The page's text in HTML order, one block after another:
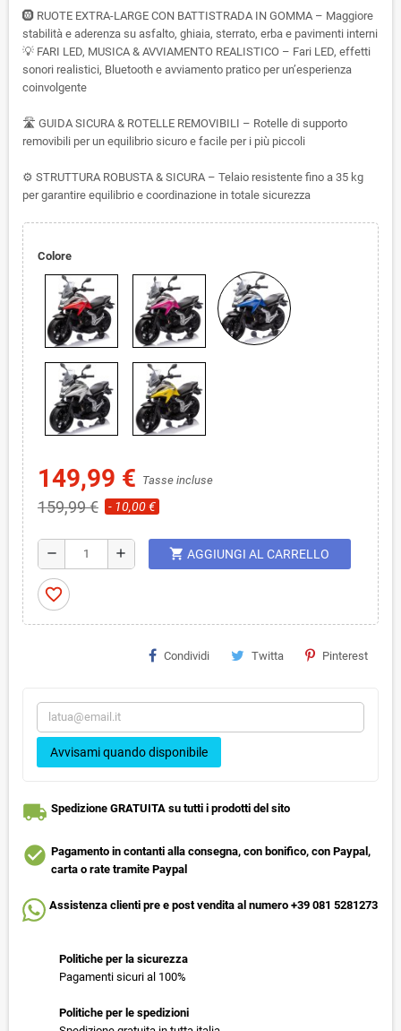
🛞 RUOTE EXTRA-LARGE CON BATTISTRADA IN GOMMA – Maggiore
stabilità e aderenza su asfalto, ghiaia, sterrato, erba e pavimenti interni
💡 FARI LED, MUSICA & AVVIAMENTO REALISTICO – Fari LED, effetti
sonori realistici, Bluetooth e avviamento pratico per un’esperienza
coinvolgente
🛣️ GUIDA SICURA & ROTELLE REMOVIBILI – Rotelle di supporto
removibili per un equilibrio sicuro e facile per i più piccoli
⚙️ STRUTTURA ROBUSTA & SICURA – Telaio resistente fino a 35 kg
per garantire equilibrio e coordinazione in totale sicurezza
Colore
149,99 € Tasse incluse
159,99 € - 10,00 €
remove add shopping_cart AGGIUNGI AL CARRELLO
favorite_border
Condividi Twitta Pinterest
Avvisami quando disponibile
local_shipping Spedizione GRATUITA su tutti i prodotti del sito
check_circle Pagamento in contanti alla consegna, con bonifico, con Paypal,
carta o rate tramite Paypal
Assistenza clienti pre e post vendita al numero +39 081 5281273
Politiche per la sicurezza
Pagamenti sicuri al 100%
Politiche per le spedizioni